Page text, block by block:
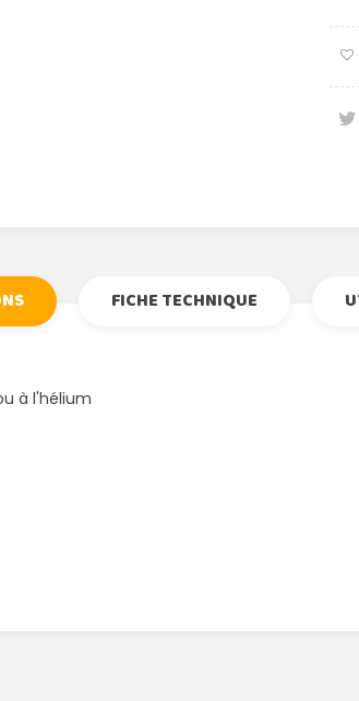
FICHE TECHNIQUE
à l'hélium